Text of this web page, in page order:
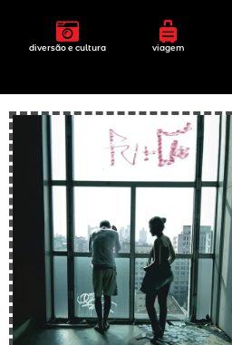
diversão e cultura viagem